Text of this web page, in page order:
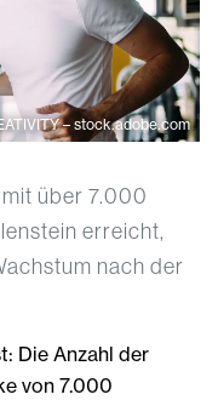
– stock.adobe.com
über 7.000
erreicht,
nach der
Die Anzahl der
von 7.000